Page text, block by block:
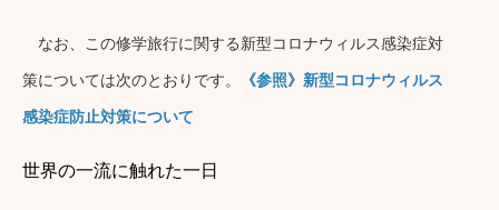
なお、この修学旅行に関する新型コロナウィルス感染症対
策については次のとおりです。 《参照》 新型コロナウィルス
感染症防止対策について
世界の一流に触れた一日